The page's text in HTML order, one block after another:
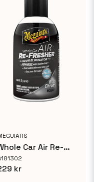
Whole Car Air Re-Fresher Black Chrome (SLUT I LAGER)
kr